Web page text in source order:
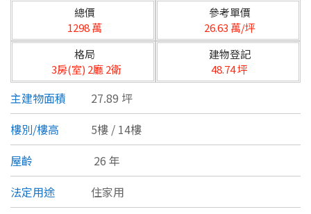
台北市
基隆市
新北市
宜蘭縣
桃園市
新竹市
新竹縣
類型(可複選)
公寓
別墅 透天厝
總價
1298 萬
參考單價
26.63 萬/坪
格局
3房(室) 2廳 2衛
建物登記
48.74 坪
主建物面積
27.89 坪
樓別/樓高
5樓 / 14樓
屋齡
26 年
法定用途
住家用